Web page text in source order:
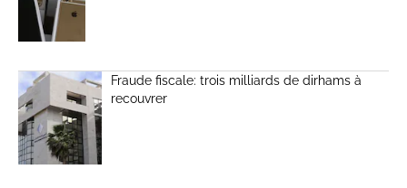
Fraude fiscale: trois milliards de dirhams à
recouvrer